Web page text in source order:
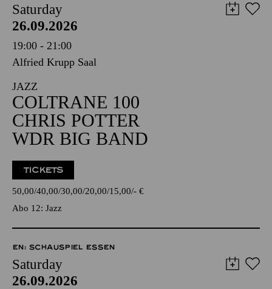
Saturday
26.09.2026
19:00 - 21:00
Alfried Krupp Saal
JAZZ
COLTRANE 100
CHRIS POTTER
WDR BIG BAND
TICKETS
50,00 40,00 30,00 20,00 15,00 - €
Abo 12: Jazz
EN: SCHAUSPIEL ESSEN
Saturday
26.09.2026